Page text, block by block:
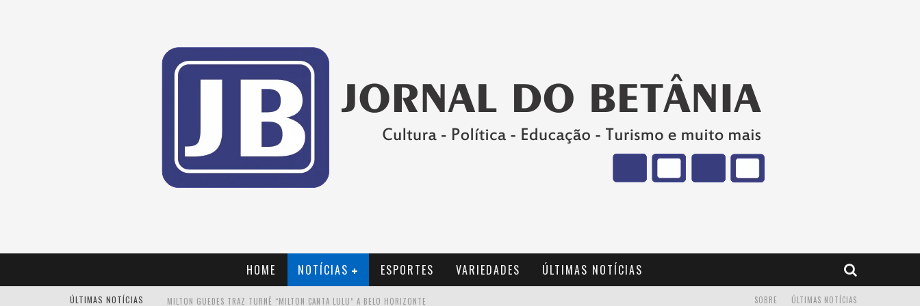
HOME NOTÍCIAS ESPORTES VARIEDADES ÚLTIMAS NOTÍCIAS
ÚLTIMAS NOTÍCIAS ÚLTIMAS NOTÍCIAS
SOBRE